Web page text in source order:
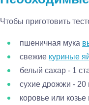
Чтобы приготовить
пшеничная мука
свежие куриные
белый сахар - 1
сухие дрожжи - 20
коровье или